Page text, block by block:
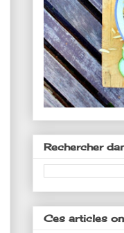
Rechercher
Ces articles